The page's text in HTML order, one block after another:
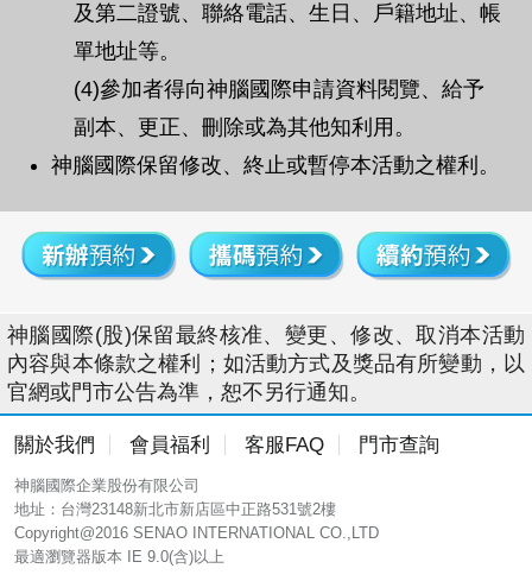
及第二證號、聯絡電話、生日、戶籍地址、帳
單地址等。
(4)參加者得向神腦國際申請資料閱覽、給予
副本、更正、刪除或為其他知利用。
神腦國際保留修改、終止或暫停本活動之權利。
神腦國際(股)保留最終核准、變更、修改、取消本活動
內容與本條款之權利；如活動方式及獎品有所變動，以
官網或門市公告為準，恕不另行通知。
關於我們 會員福利 客服FAQ 門市查詢
神腦國際企業股份有限公司
地址：台灣23148新北市新店區中正路531號2樓
Copyright@2016 SENAO INTERNATIONAL CO.,LTD
最適瀏覽器版本 IE 9.0(含)以上